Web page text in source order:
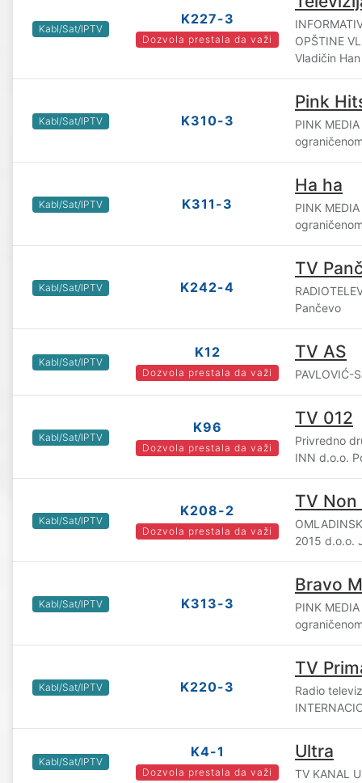
Kabl/Sat/IPTV
K227-3
Dozvola prestala da važi
OPŠTINE
Vladičin Han
Kabl/Sat/IPTV K310-3
Pink
PINK
Kabl/Sat/IPTV K311-3
Ha ha
PINK
Kabl/Sat/IPTV K242-4
TV
Pančevo
Kabl/Sat/IPTV
K12
Dozvola prestala da važi
TV AS
PAVLOVIĆ-
Kabl/Sat/IPTV
K96
Dozvola prestala da važi
TV 012
Privredno
INN d.o.o.
Kabl/Sat/IPTV
K208-2
Dozvola prestala da važi
TV
2015 d.o.o.
Kabl/Sat/IPTV K313-3
Bravo
PINK
Kabl/Sat/IPTV K220-3
TV
Radio
Kabl/Sat/IPTV
K4-1
Dozvola prestala da važi
Ultra
TV KANAL